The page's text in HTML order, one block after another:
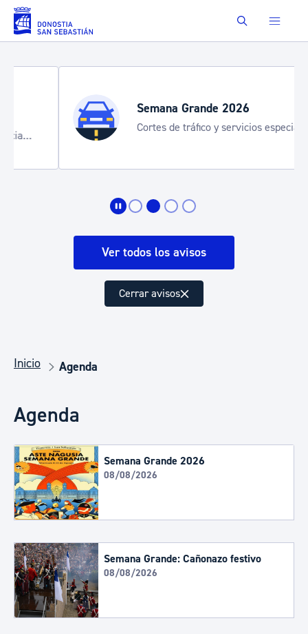
Saltar al contenido principal Buscar
Semana Grande 2026
Cortes de tráfico y servicios especiales
de transporte
Ver todos los avisos
Cerrar avisos
Inicio Agenda
Agenda
Semana Grande 2026
08/08/2026
Semana Grande: Cañonazo festivo
08/08/2026